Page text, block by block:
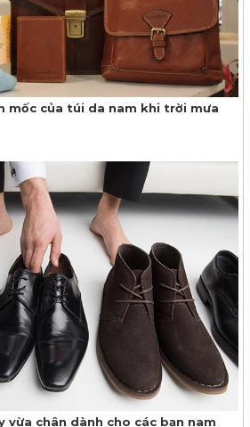
mốc của túi da nam khi trời mưa
vừa chân dành cho các bạn nam